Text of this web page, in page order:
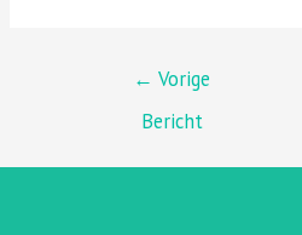
BERICHT
NAVIGATIE
← Vorige
Bericht